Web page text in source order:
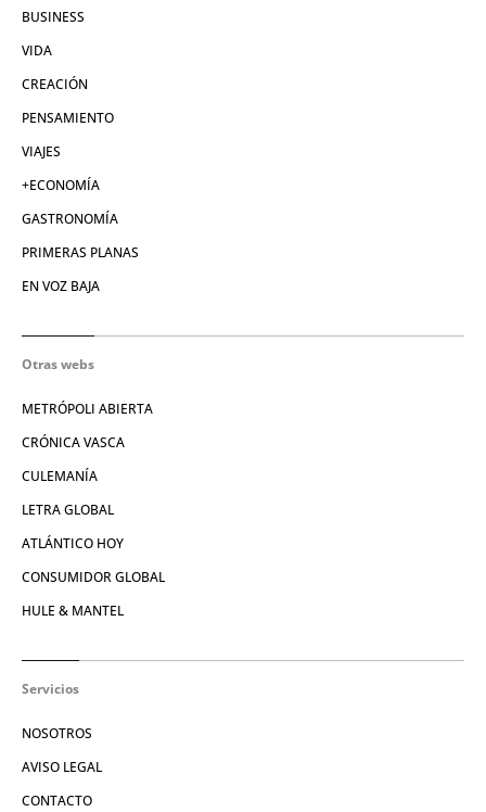
BUSINESS
VIDA
CREACIÓN
PENSAMIENTO
VIAJES
+ECONOMÍA
GASTRONOMÍA
PRIMERAS PLANAS
EN VOZ BAJA
Otras webs
METRÓPOLI ABIERTA
CRÓNICA VASCA
CULEMANÍA
LETRA GLOBAL
ATLÁNTICO HOY
CONSUMIDOR GLOBAL
HULE & MANTEL
Servicios
NOSOTROS
AVISO LEGAL
CONTACTO